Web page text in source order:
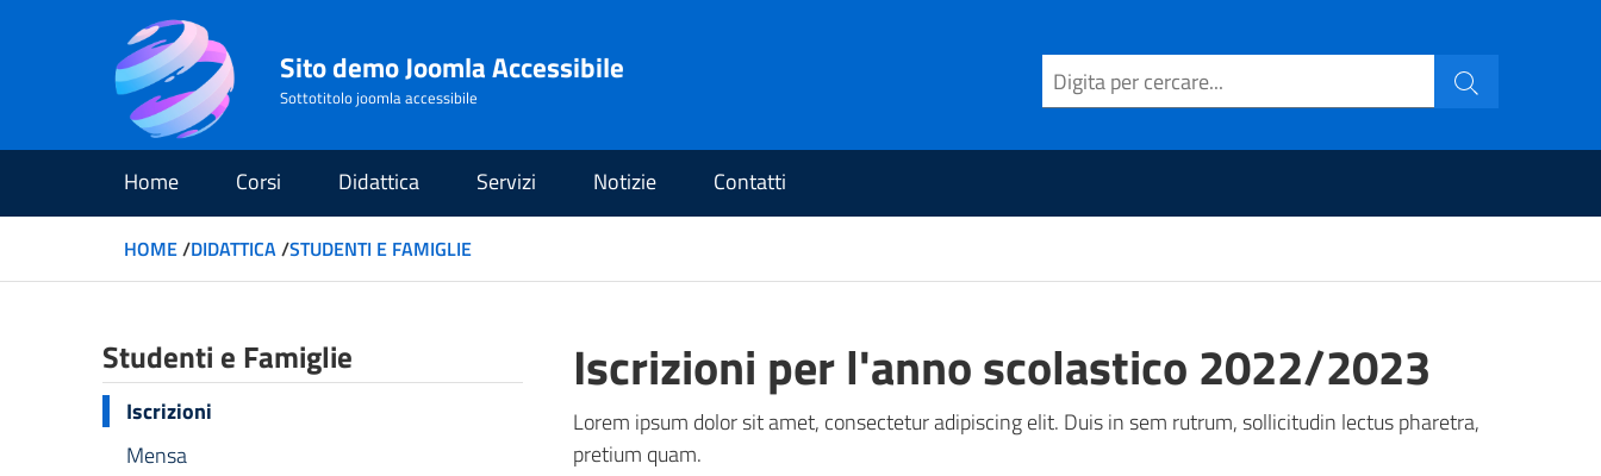
Sito demo Joomla Accessibile
Sottotitolo joomla accessibile
Home Corsi Didattica Servizi Notizie Contatti
HOME/DIDATTICA/STUDENTI E FAMIGLIE
Studenti e Famiglie
Iscrizioni
Mensa
Iscrizioni per l'anno scolastico 2022/2023
Lorem ipsum dolor sit amet, consectetur adipiscing elit. Duis in sem rutrum, sollicitudin lectus pharetra,
pretium quam.